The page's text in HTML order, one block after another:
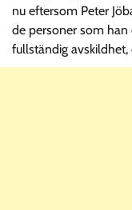
nu eftersom Peter
de personer som han
fullständig avskildhet,